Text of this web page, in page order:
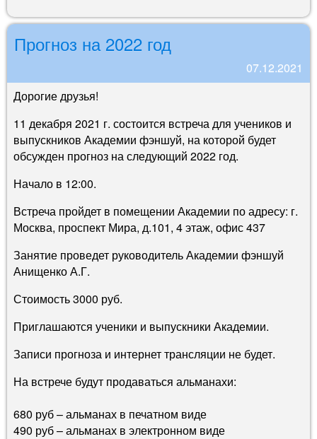
Прогноз на 2022 год
07.12.2021
Дорогие друзья!
11 декабря 2021 г. состоится встреча для учеников и
выпускников Академии фэншуй, на которой будет
обсужден прогноз на следующий 2022 год.
Начало в 12:00.
Встреча пройдет в помещении Академии по адресу: г.
Москва, проспект Мира, д.101, 4 этаж, офис 437
Занятие проведет руководитель Академии фэншуй
Анищенко А.Г.
Стоимость 3000 руб.
Приглашаются ученики и выпускники Академии.
Записи прогноза и интернет трансляции не будет.
На встрече будут продаваться альманахи:
680 руб – альманах в печатном виде
490 руб – альманах в электронном виде